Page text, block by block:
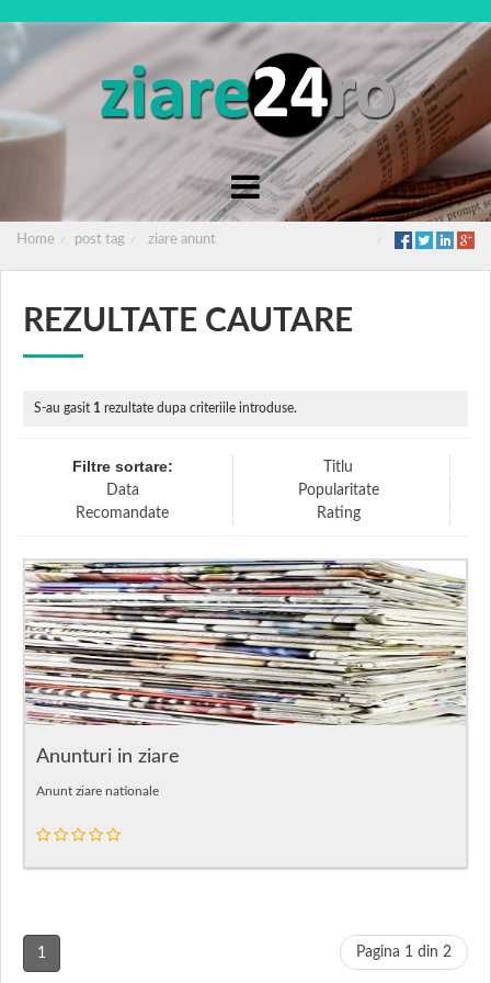
Home post tag ziare anunt
REZULTATE CAUTARE
S-au gasit 1 rezultate dupa criteriile introduse.
Filtre sortare:
Titlu
Data
Popularitate
Recomandate
Rating
Anunturi in ziare
Anunt ziare nationale
1 Pagina 1 din 2